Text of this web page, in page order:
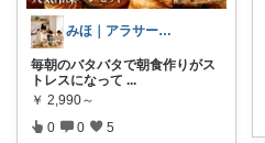
みほ｜アラサー主婦｜共働き｜2児育児中
毎朝のバタバタで朝食作りがス
トレスになって ...
￥ 2,990～
0 0 5